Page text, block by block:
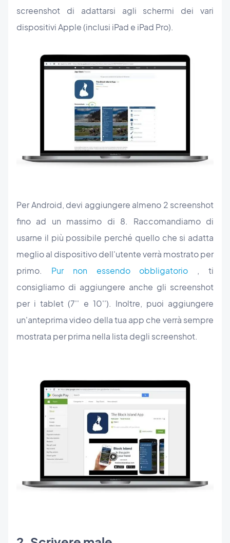
screenshot di adattarsi agli schermi dei vari
dispositivi Apple (inclusi iPad e iPad Pro).
Per Android, devi aggiungere almeno 2 screenshot
fino ad un massimo di 8. Raccomandiamo di
usarne il più possibile perché quello che si adatta
meglio al dispositivo dell'utente verrà mostrato per
primo. Pur non essendo obbligatorio , ti
consigliamo di aggiungere anche gli screenshot
per i tablet (7'' e 10''). Inoltre, puoi aggiungere
un'anteprima video della tua app che verrà sempre
mostrata per prima nella lista degli screenshot.